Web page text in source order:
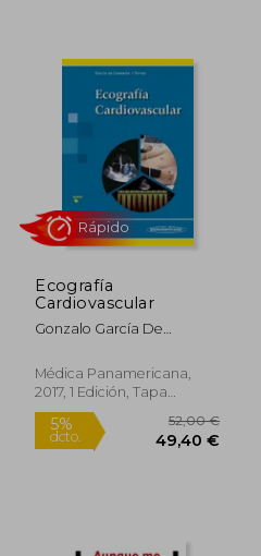
Rápido
Ecografía
Cardiovascular
Gonzalo García De
Médica Panamericana,
2017, 1 Edición, Tapa
Blanda, Nuevo